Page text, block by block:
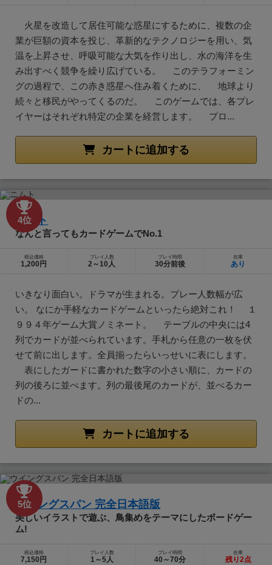
火星を改造して居住可能な惑星にするために、複数の企
業が巨額の資本を投じ、革新的なテクノロジーを用い、気
温を上昇させ、呼吸可能な大気を作り出し、水の海洋を生
み出すべく競争を繰り広げている。 このテラフォーミン
グの過程で、この赤き惑星へ住み着くために、 地球より
続々と移民がやってくるのだ。 このゲームでは、各プレ
イヤーはそれぞれ特定の企業を経営します。 プロ...
カートに追加する
4位
ニムト
なんと言ってもカードゲームでNo.1
税込価格
1,200円
プレイ人数
2～10人
プレイ時間
30分前後
在庫
あり
いきなり面白い。ドラマが生まれる。プレー人数幅が広
い。 なにか手軽なカードゲームといったら絶対これ！ １
９９４年ゲーム大賞ノミネート。 テーブルの中央には4
列でカードが並べられています。手札から任意の一枚を伏
せて前に出します。全員揃ったらいっせいに表にします。
表にしたガードに書かれた数字の小さい順に、カードの
列の後ろに並べます。列の最後尾のカードが、並べるカー
ドの...
カートに追加する
5位
ウイングスパン 完全日本語版
美しいイラストで遊ぶ、鳥集めをテーマにしたボードゲー
ム!
税込価格
7,150円
プレイ人数
1～5人
プレイ時間
40～70分
在庫
残り2点